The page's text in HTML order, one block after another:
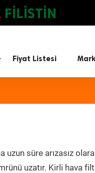
FİLİSTİN
Fiyat Listesi
uzun süre arızasız
uzatır. Kirli hava